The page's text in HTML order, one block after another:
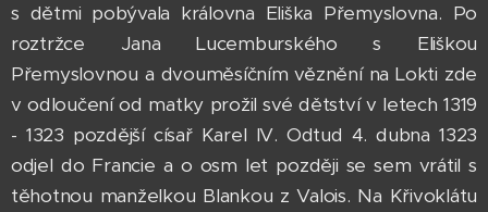
s dětmi pobývala královna Eliška Přemyslovna. Po
roztržce Jana Lucemburského s Eliškou
Přemyslovnou a dvouměsíčním věznění na Lokti zde
v odloučení od matky prožil své dětství v letech 1319
- 1323 pozdější císař Karel IV. Odtud 4. dubna 1323
odjel do Francie a o osm let později se sem vrátil s
těhotnou manželkou Blankou z Valois. Na Křivoklátu